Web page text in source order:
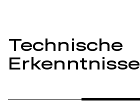
Technische
Erkenntnisse